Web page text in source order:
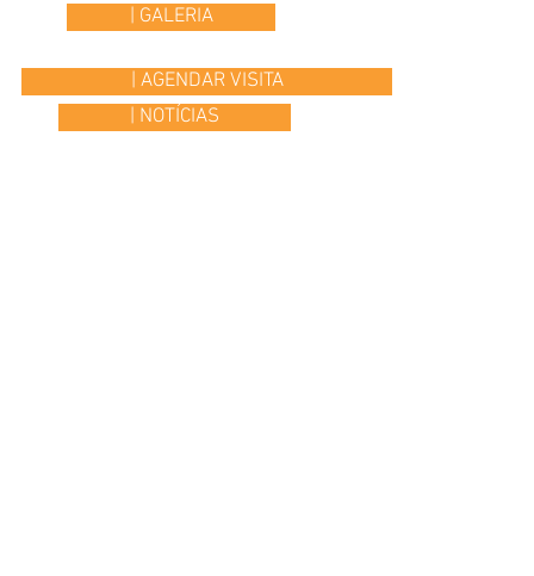
| GALERIA
| AGENDAR VISITA
| NOTÍCIAS